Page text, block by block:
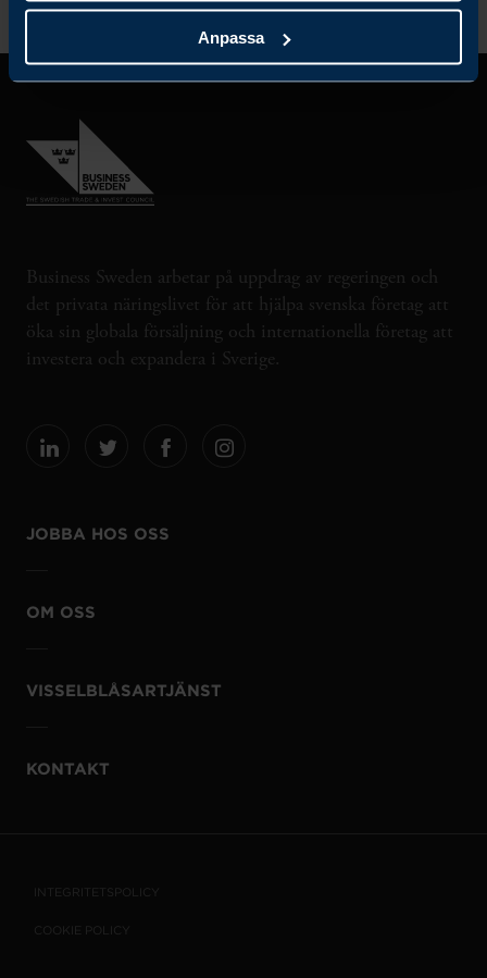
Anpassa
Business Sweden arbetar på uppdrag av regeringen och
det privata näringslivet för att hjälpa svenska företag att
öka sin globala försäljning och internationella företag att
investera och expandera i Sverige.
JOBBA HOS OSS
OM OSS
VISSELBLÅSARTJÄNST
KONTAKT
INTEGRITETSPOLICY
COOKIE POLICY